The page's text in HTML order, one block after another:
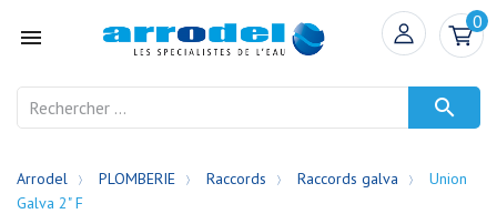

0

Arrodel PLOMBERIE Raccords Raccords galva
Union
Galva 2" F